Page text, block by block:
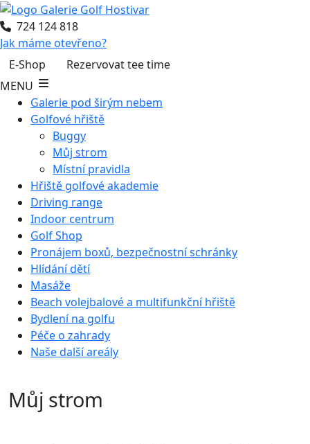
724 124 818
Jak máme otevřeno?
E-Shop
Rezervovat tee time
MENU
Galerie pod širým nebem
Golfové hřiště
Buggy
Můj strom
Místní pravidla
Hřiště golfové akademie
Driving range
Indoor centrum
Golf Shop
Pronájem boxů, bezpečnostní schránky
Hlídání dětí
Masáže
Beach volejbalové a multifunkční hřiště
Bydlení na golfu
Péče o zahrady
Naše další areály
Můj strom